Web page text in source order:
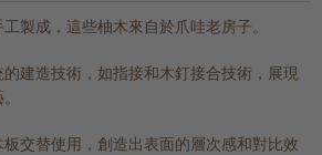
製成，這些柚木來自於爪哇老房子。
建造技術，如指接和木釘接合技術，展現
交替使用，創造出表面的層次感和對比效